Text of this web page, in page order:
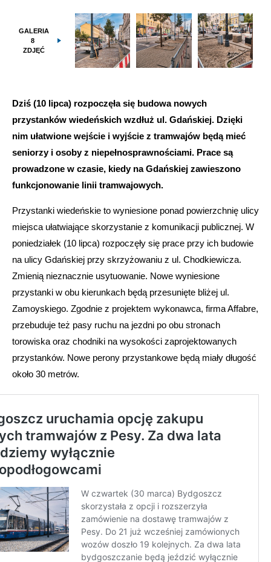
GALERIA
8
ZDJĘĆ
Dziś (10 lipca) rozpoczęła się budowa nowych
przystanków wiedeńskich wzdłuż ul. Gdańskiej. Dzięki
nim ułatwione wejście i wyjście z tramwajów będą mieć
seniorzy i osoby z niepełnosprawnościami. Prace są
prowadzone w czasie, kiedy na Gdańskiej zawieszono
funkcjonowanie linii tramwajowych.
Przystanki wiedeńskie to wyniesione ponad powierzchnię ulicy
miejsca ułatwiające skorzystanie z komunikacji publicznej. W
poniedziałek (10 lipca) rozpoczęły się prace przy ich budowie
na ulicy Gdańskiej przy skrzyżowaniu z ul. Chodkiewicza.
Zmienią nieznacznie usytuowanie. Nowe wyniesione
przystanki w obu kierunkach będą przesunięte bliżej ul.
Zamoyskiego. Zgodnie z projektem wykonawca, firma Affabre,
przebuduje też pasy ruchu na jezdni po obu stronach
torowiska oraz chodniki na wysokości zaprojektowanych
przystanków. Nowe perony przystankowe będą miały długość
około 30 metrów.